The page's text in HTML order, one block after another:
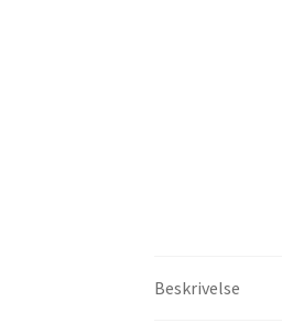
Beskrivelse